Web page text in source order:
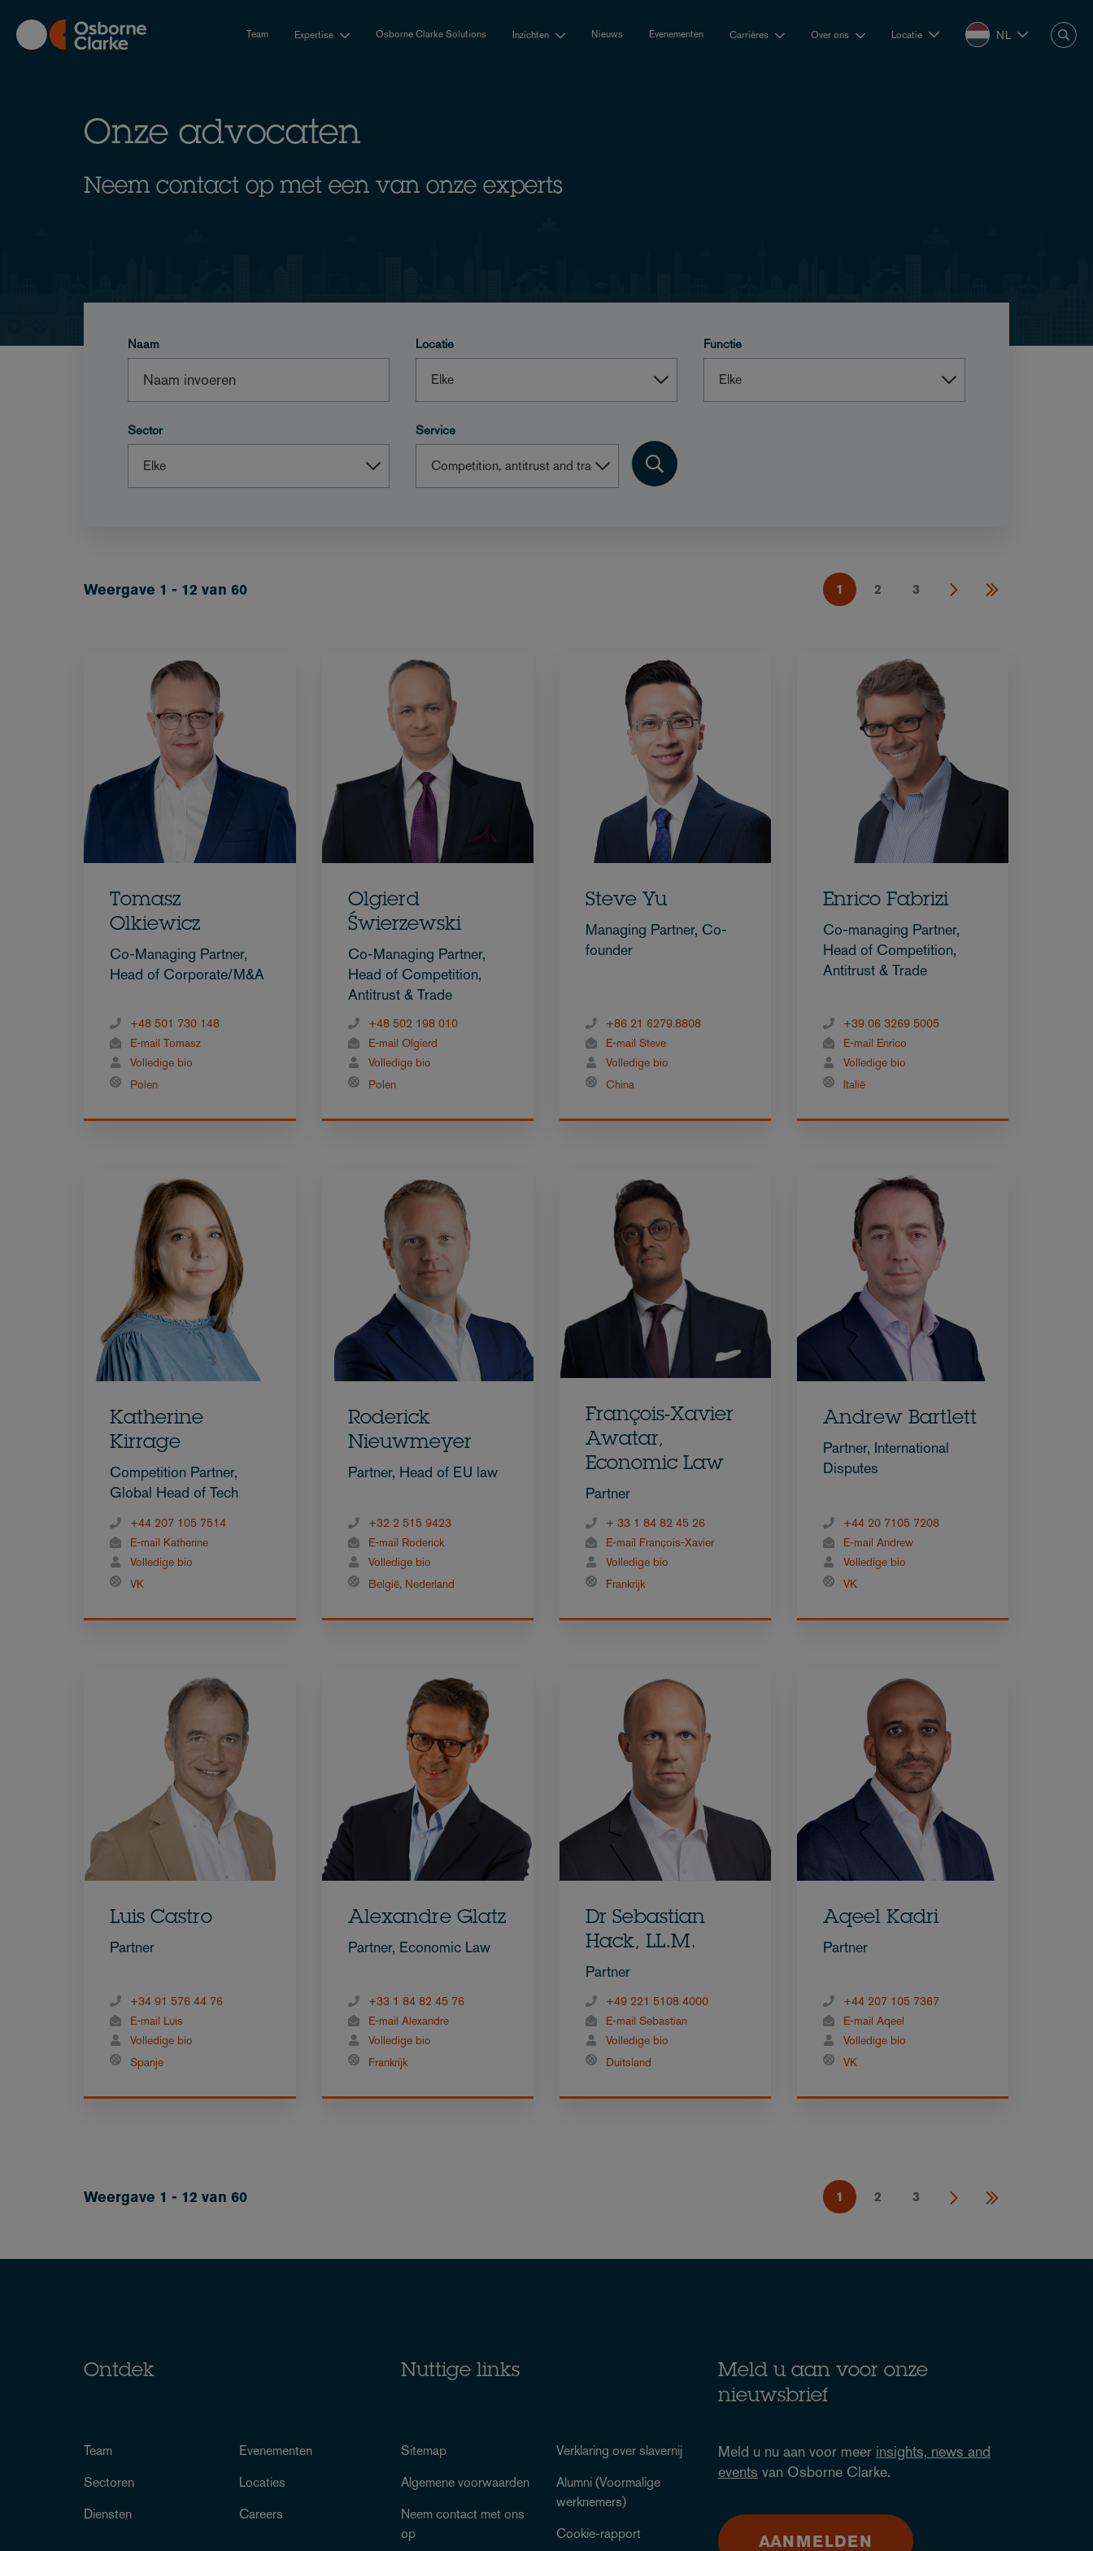
main
content
Team Expertise Osborne Clarke Solutions Inzichten Nieuws Evenementen Carrières Over ons Locatie NL
Onze advocaten
Neem contact op met een van onze experts
Naam Locatie Functie
Sector Service
Weergave 1 - 12 van 60 1 2 3
Tomasz
Olkiewicz
Co-Managing Partner,
Head of Corporate/M&A
+48 501 730 148
E-mail Tomasz
Volledige bio
Polen
Olgierd
Świerzewski
Co-Managing Partner,
Head of Competition,
Antitrust & Trade
+48 502 198 010
E-mail Olgierd
Volledige bio
Polen
Steve Yu
Managing Partner, Co-
founder
+86 21 6279.8808
E-mail Steve
Volledige bio
China
Enrico Fabrizi
Co-managing Partner,
Head of Competition,
Antitrust & Trade
+39 06 3269 5005
E-mail Enrico
Volledige bio
Italië
Katherine
Kirrage
Competition Partner,
Global Head of Tech
+44 207 105 7514
E-mail Katherine
Volledige bio
VK
Roderick
Nieuwmeyer
Partner, Head of EU law
+32 2 515 9423
E-mail Roderick
Volledige bio
België, Nederland
François-Xavier
Awatar,
Economic Law
Partner
+ 33 1 84 82 45 26
E-mail François-Xavier
Volledige bio
Frankrijk
Andrew Bartlett
Partner, International
Disputes
+44 20 7105 7208
E-mail Andrew
Volledige bio
VK
Luis Castro
Partner
+34 91 576 44 76
E-mail Luis
Volledige bio
Spanje
Alexandre Glatz
Partner, Economic Law
+33 1 84 82 45 76
E-mail Alexandre
Volledige bio
Frankrijk
Dr Sebastian
Hack, LL.M.
Partner
+49 221 5108 4000
E-mail Sebastian
Volledige bio
Duitsland
Aqeel Kadri
Partner
+44 207 105 7367
E-mail Aqeel
Volledige bio
VK
Weergave 1 - 12 van 60 1 2 3
Ontdek
Team
Sectoren
Diensten
Evenementen
Locaties
Careers
Nuttige links
Sitemap
Algemene voorwaarden
Neem contact met ons
op
Verklaring over slavernij
Alumni (Voormalige
werknemers)
Cookie-rapport
Meld u aan voor onze
nieuwsbrief
Meld u nu aan voor meer insights, news and
events van Osborne Clarke.
AANMELDEN